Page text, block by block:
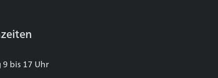
9 bis 17 Uhr